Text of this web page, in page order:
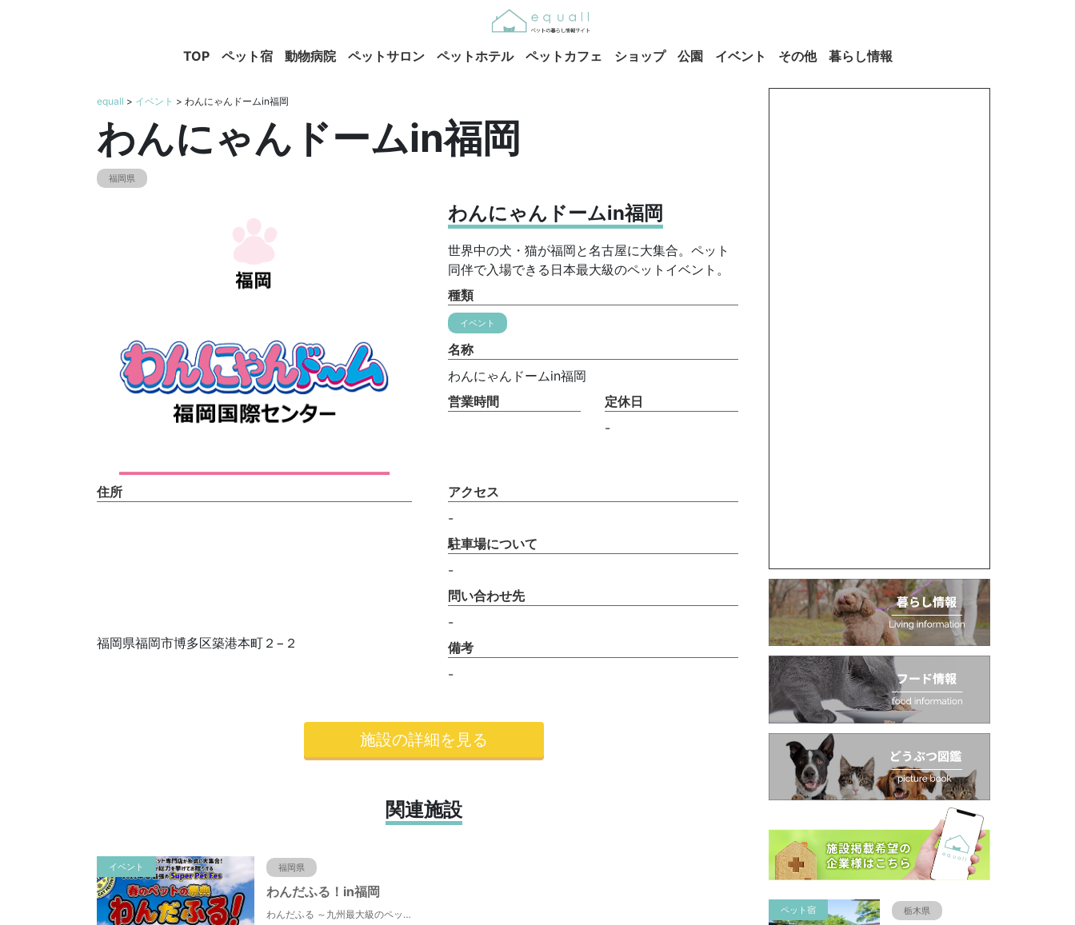
TOP ペット宿 動物病院 ペットサロン ペットホテル ペットカフェ ショップ 公園 イベント その他 暮らし情報
equall > イベント > わんにゃんドームin福岡
わんにゃんドームin福岡
福岡県
わんにゃんドームin福岡
世界中の犬・猫が福岡と名古屋に大集合。ペット
同伴で入場できる日本最大級のペットイベント。
種類
イベント
名称
わんにゃんドームin福岡
営業時間
定休日
-
住所
福岡県福岡市博多区築港本町２−２
アクセス
-
駐車場について
-
問い合わせ先
-
備考
-
施設の詳細を見る
関連施設
イベント 福岡県
わんだふる！in福岡
わんだふる ～九州最大級のペットフェス～ ペット宿 栃木県